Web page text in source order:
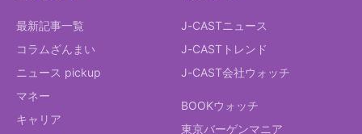
最新記事一覧
コラムざんまい
ニュース pickup
マネー
キャリア
J-CASTニュース
J-CASTトレンド
J-CAST会社ウォッチ
BOOKウォッチ
東京バーゲンマニア